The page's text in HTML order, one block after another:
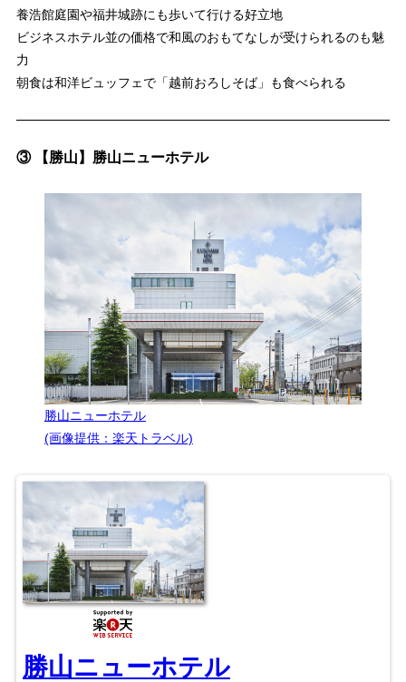
養浩館庭園や福井城跡にも歩いて行ける好立地
ビジネスホテル並の価格で和風のおもてなしが受けられるのも魅
力
朝食は和洋ビュッフェで「越前おろしそば」も食べられる
③ 【勝山】勝山ニューホテル
勝山ニューホテル
(画像提供：楽天トラベル)
勝山ニューホテル